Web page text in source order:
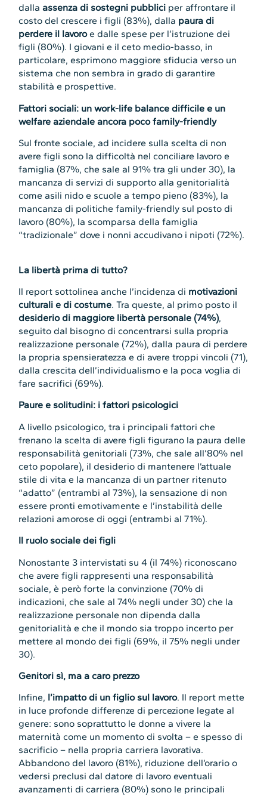
dallaassenza di sostegni pubblici per affrontare il
costo del crescere i figli (83%), dalla paura di
perdere il lavoroe dalle spese per l’istruzione dei
figli (80%). I giovani e il ceto medio-basso, in
particolare, esprimono maggiore sfiducia verso un
sistema che non sembra in grado di garantire
stabilità e prospettive.
Fattori sociali: un work-life balance difficile e un
welfare aziendale ancora poco family-friendly
Sul fronte sociale, ad incidere sulla scelta di non
avere figli sono la difficoltà nel conciliare lavoro e
famiglia (87%, che sale al 91% tra gli under 30), la
mancanza di servizi di supporto alla genitorialità
come asili nido e scuole a tempo pieno (83%), la
mancanza di politiche family-friendly sul posto di
lavoro (80%), la scomparsa della famiglia
“tradizionale” dove i nonni accudivano i nipoti (72%).
La libertà prima di tutto?
Il report sottolinea anche l’incidenza di motivazioni
culturali e di costume. Tra queste, al primo posto il
desiderio di maggiore libertà personale (74%),
seguito dal bisogno di concentrarsi sulla propria
realizzazione personale (72%), dalla paura di perdere
la propria spensieratezza e di avere troppi vincoli (71),
dalla crescita dell’individualismo e la poca voglia di
fare sacrifici (69%).
Paure e solitudini: i fattori psicologici
A livello psicologico, tra i principali fattori che
frenano la scelta di avere figli figurano la paura delle
responsabilità genitoriali (73%, che sale all’80% nel
ceto popolare), il desiderio di mantenere l’attuale
stile di vita e la mancanza di un partner ritenuto
“adatto” (entrambi al 73%), la sensazione di non
essere pronti emotivamente e l’instabilità delle
relazioni amorose di oggi (entrambi al 71%).
Il ruolo sociale dei figli
Nonostante 3 intervistati su 4 (il 74%) riconoscano
che avere figli rappresenti una responsabilità
sociale, è però forte la convinzione (70% di
indicazioni, che sale al 74% negli under 30) che la
realizzazione personale non dipenda dalla
genitorialità e che il mondo sia troppo incerto per
mettere al mondo dei figli (69%, il 75% negli under
30).
Genitori sì, ma a caro prezzo
Infine, l’impatto di un figlio sul lavoro. Il report mette
in luce profonde differenze di percezione legate al
genere: sono soprattutto le donne a vivere la
maternità come un momento di svolta – e spesso di
sacrificio – nella propria carriera lavorativa.
Abbandono del lavoro (81%), riduzione dell’orario o
vedersi preclusi dal datore di lavoro eventuali
avanzamenti di carriera (80%) sono le principali